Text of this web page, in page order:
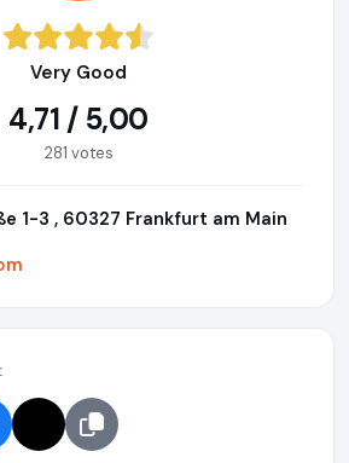
Very Good
4,71 / 5,00
281 votes
1-3 , 60327 Frankfurt am Main